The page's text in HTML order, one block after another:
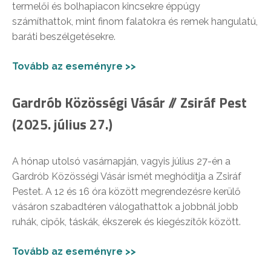
termelői és bolhapiacon kincsekre éppúgy
számíthattok, mint finom falatokra és remek hangulatú,
baráti beszélgetésekre.
Tovább az eseményre >>
Gardrób Közösségi Vásár // Zsiráf Pest
(2025. július 27.)
A hónap utolsó vasárnapján, vagyis július 27-én a
Gardrób Közösségi Vásár ismét meghódítja a Zsiráf
Pestet. A 12 és 16 óra között megrendezésre kerülő
vásáron szabadtéren válogathattok a jobbnál jobb
ruhák, cipők, táskák, ékszerek és kiegészítők között.
Tovább az eseményre >>